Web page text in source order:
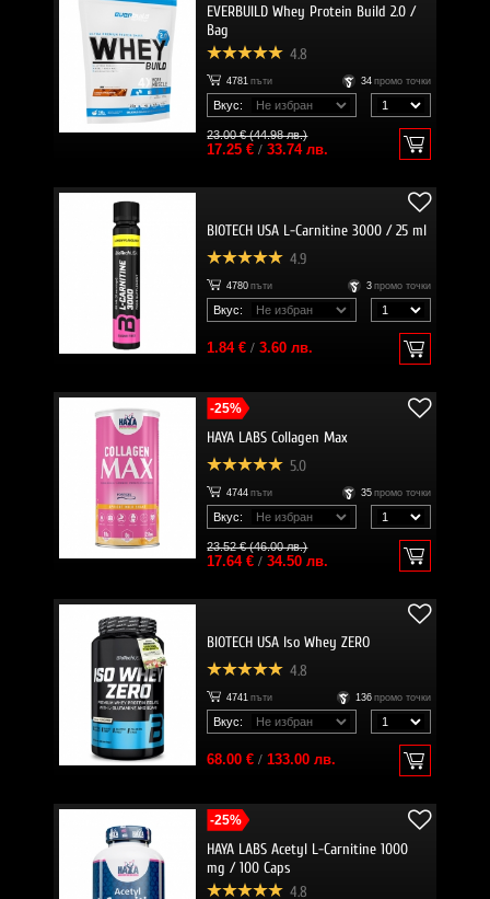
EVERBUILD Whey Protein Build 2.0 /
Bag
4.8
4781 пъти 34 промо точки
Вкус:
23.00 € (44.98 лв.)
17.25 €/ 33.74 лв.
BIOTECH USA L-Carnitine 3000 / 25 ml
4.9
4780 пъти 3 промо точки
Вкус:
1.84 €/ 3.60 лв.
-25%
HAYA LABS Collagen Max
5.0
4744 пъти 35 промо точки
Вкус:
23.52 € (46.00 лв.)
17.64 €/ 34.50 лв.
BIOTECH USA Iso Whey ZERO
4.8
4741 пъти 136 промо точки
Вкус:
68.00 €/ 133.00 лв.
-25%
HAYA LABS Acetyl L-Carnitine 1000
mg / 100 Caps
4.8